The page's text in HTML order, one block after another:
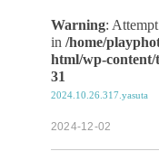
Warning:
in /home/
html/wp-content/
31
2024.10.26.317.yasuta
2024-12-02